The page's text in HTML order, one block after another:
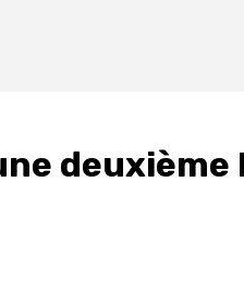
deuxième